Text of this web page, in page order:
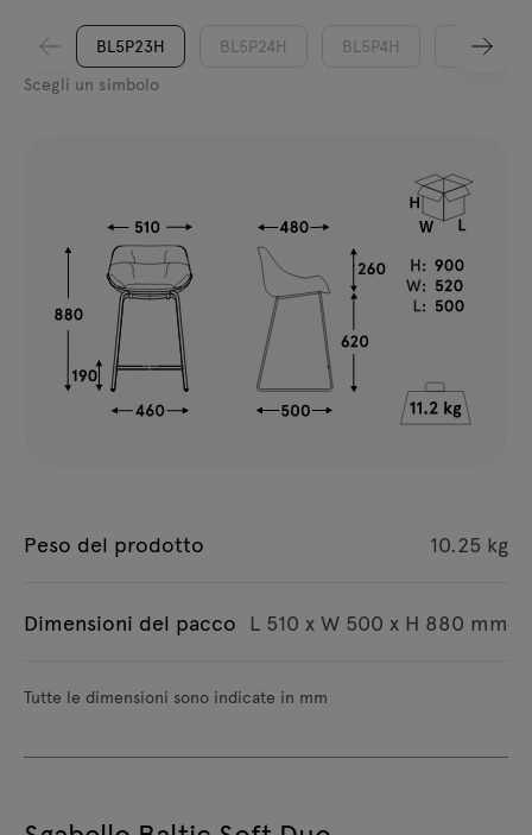
BL5P23H BL5P24H BL5P4H
BL5P5H
Scegli un simbolo
Peso del prodotto 10.25 kg
Dimensioni del pacco L 510 x W 500 x H 880 mm
Tutte le dimensioni sono indicate in mm